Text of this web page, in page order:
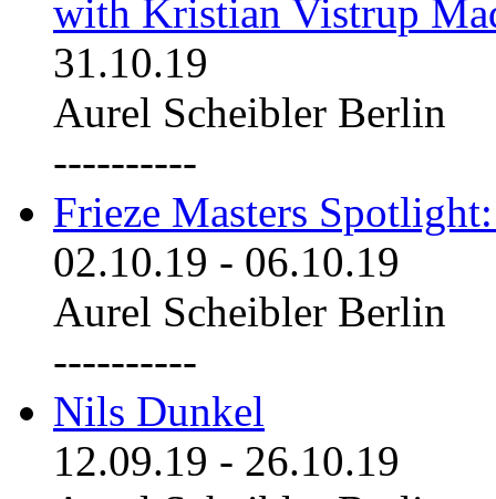
with Kristian Vistrup
31.10.19
Aurel Scheibler Berlin
----------
Frieze Masters
02.10.19 - 06.10.19
Aurel Scheibler Berlin
----------
Nils Dunkel
12.09.19 - 26.10.19